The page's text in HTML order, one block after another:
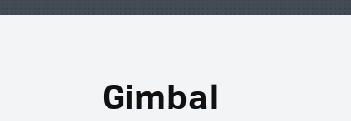
Gimbal